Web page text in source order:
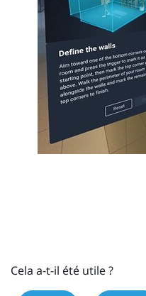
Cela a-t-il été utile ?